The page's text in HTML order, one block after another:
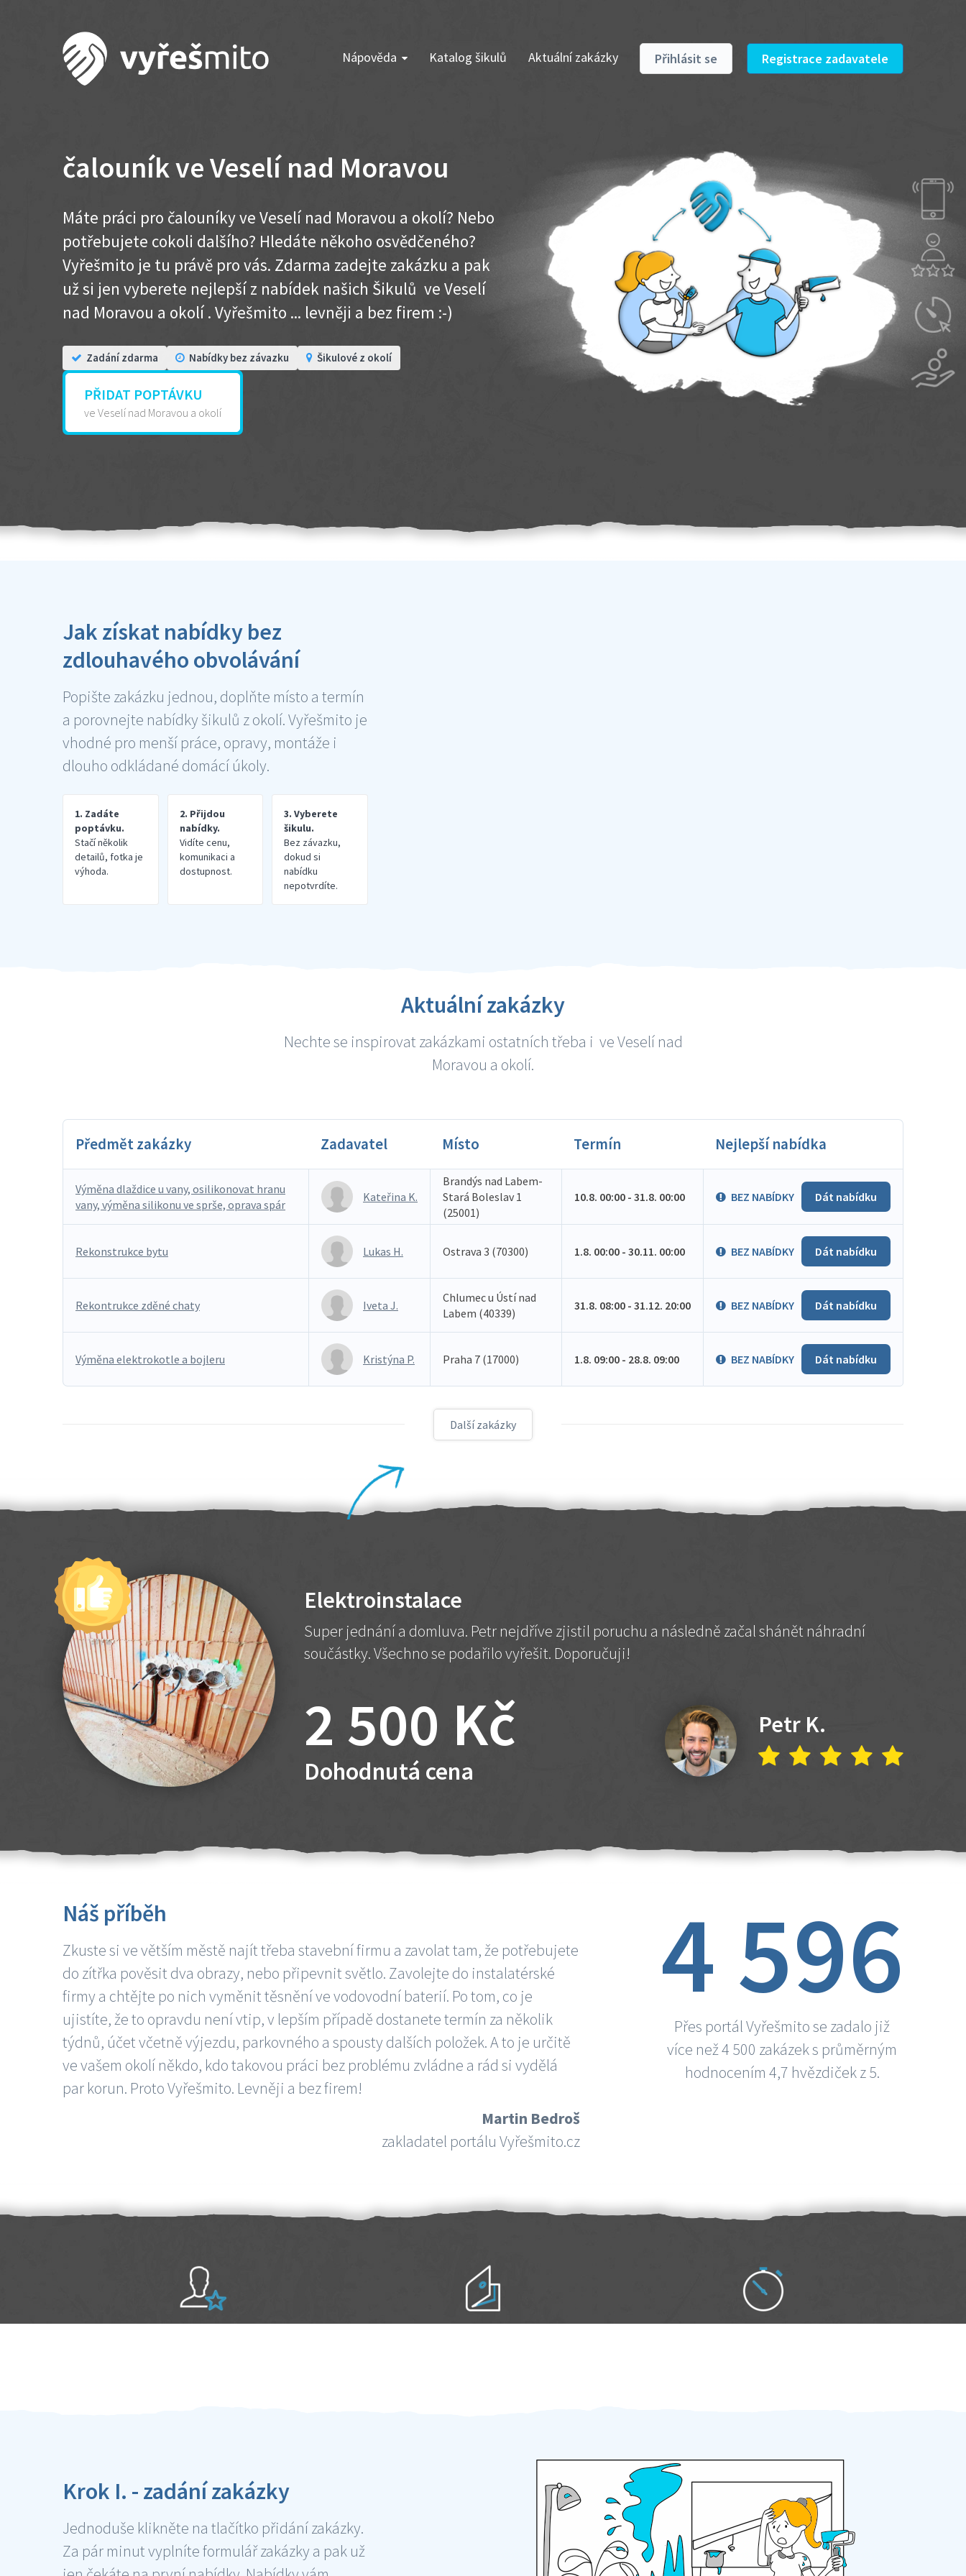
Nápověda Katalog šikulů Aktuální zakázky Přihlásit se Registrace zadavatele
čalouník ve Veselí nad Moravou
Máte práci pro čalouníky ve Veselí nad Moravou a okolí? Nebo
potřebujete cokoli dalšího? Hledáte někoho osvědčeného?
Vyřešmito je tu právě pro vás. Zdarma zadejte zakázku a pak
už si jen vyberete nejlepší z nabídek našich Šikulů ve Veselí
nad Moravou a okolí . Vyřešmito ... levněji a bez firem :-)
Zadání zdarma Nabídky bez závazku Šikulové z okolí
PŘIDAT POPTÁVKU
ve Veselí nad Moravou a okolí
Jak získat nabídky bez
zdlouhavého obvolávání
Popište zakázku jednou, doplňte místo a termín
a porovnejte nabídky šikulů z okolí. Vyřešmito je
vhodné pro menší práce, opravy, montáže i
dlouho odkládané domácí úkoly.
1. Zadáte
poptávku.
Stačí několik
detailů, fotka je
výhoda.
2. Přijdou
nabídky.
Vidíte cenu,
komunikaci a
dostupnost.
3. Vyberete
šikulu.
Bez závazku,
dokud si
nabídku
nepotvrdíte.
Aktuální zakázky
Nechte se inspirovat zakázkami ostatních třeba i ve Veselí nad
Moravou a okolí.
Předmět zakázky Zadavatel Místo Termín Nejlepší nabídka
Výměna dlaždice u vany, osilikonovat hranu
vany, výměna silikonu ve sprše, oprava spár
Kateřina K.
Brandýs nad Labem-
Stará Boleslav 1
(25001)
10.8. 00:00 - 31.8. 00:00 BEZ NABÍDKY Dát nabídku
Rekonstrukce bytu Lukas H. Ostrava 3 (70300) 1.8. 00:00 - 30.11. 00:00 BEZ NABÍDKY Dát nabídku
Rekontrukce zděné chaty Iveta J.
Chlumec u Ústí nad
Labem (40339)
31.8. 08:00 - 31.12. 20:00 BEZ NABÍDKY Dát nabídku
Výměna elektrokotle a bojleru Kristýna P. Praha 7 (17000) 1.8. 09:00 - 28.8. 09:00 BEZ NABÍDKY Dát nabídku
Další zakázky
Elektroinstalace
Super jednání a domluva. Petr nejdříve zjistil poruchu a následně začal shánět náhradní
součástky. Všechno se podařilo vyřešit. Doporučuji!
2 500 Kč
Dohodnutá cena
Petr K.
Náš příběh
Zkuste si ve větším městě najít třeba stavební firmu a zavolat tam, že potřebujete
do zítřka pověsit dva obrazy, nebo připevnit světlo. Zavolejte do instalatérské
firmy a chtějte po nich vyměnit těsnění ve vodovodní baterií. Po tom, co je
ujistíte, že to opravdu není vtip, v lepším případě dostanete termín za několik
týdnů, účet včetně výjezdu, parkovného a spousty dalších položek. A to je určitě
ve vašem okolí někdo, kdo takovou práci bez problému zvládne a rád si vydělá
par korun. Proto Vyřešmito. Levněji a bez firem!
Martin Bedroš
zakladatel portálu Vyřešmito.cz
4 596
Přes portál Vyřešmito se zadalo již
více než 4 500 zakázek s průměrným
hodnocením 4,7 hvězdiček z 5.
Krok I. - zadání zakázky
Jednoduše klikněte na tlačítko přidání zakázky.
Za pár minut vyplníte formulář zakázky a pak už